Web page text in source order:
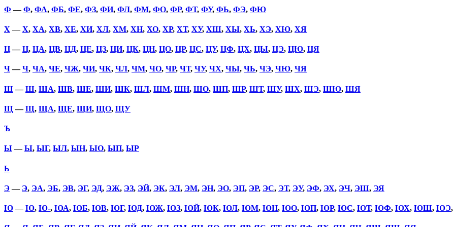
Ф —Ф, ФА, ФБ, ФЕ, ФЗ, ФИ, ФЛ, ФМ, ФО, ФР, ФТ, ФУ, ФЬ, ФЭ, ФЮ
Х —Х, ХА, ХВ, ХЕ, ХИ, ХЛ, ХМ, ХН, ХО, ХР, ХТ, ХУ, ХШ, ХЫ, ХЬ, ХЭ, ХЮ, ХЯ
Ц—Ц, ЦА, ЦВ, ЦД, ЦЕ, ЦЗ, ЦИ, ЦК, ЦН, ЦО, ЦР, ЦС, ЦУ, ЦФ, ЦХ, ЦЫ, ЦЭ, ЦЮ, ЦЯ
Ч—Ч, ЧА, ЧЕ, ЧЖ, ЧИ, ЧК, ЧЛ, ЧМ, ЧО, ЧР, ЧТ, ЧУ, ЧХ, ЧЫ, ЧЬ, ЧЭ, ЧЮ, ЧЯ
Ш—Ш, ША, ШВ, ШЕ, ШИ, ШК, ШЛ, ШМ, ШН, ШО, ШП, ШР, ШТ, ШУ, ШХ, ШЭ, ШЮ, ШЯ
Щ —Щ, ЩА, ЩЕ, ЩИ, ЩО, ЩУ
Ъ
Ы—Ы, ЫГ, ЫЛ, ЫН, ЫО, ЫП, ЫР
Ь
Э— Э, ЭА, ЭБ, ЭВ, ЭГ, ЭД, ЭЖ, ЭЗ, ЭЙ, ЭК, ЭЛ, ЭМ, ЭН, ЭО, ЭП, ЭР, ЭС, ЭТ, ЭУ, ЭФ, ЭХ, ЭЧ, ЭШ, ЭЯ
Ю—Ю, Ю-, ЮА, ЮБ, ЮВ, ЮГ, ЮД, ЮЖ, ЮЗ, ЮЙ, ЮК, ЮЛ, ЮМ, ЮН, ЮО, ЮП, ЮР, ЮС, ЮТ, ЮФ, ЮХ, ЮШ, ЮЭ,